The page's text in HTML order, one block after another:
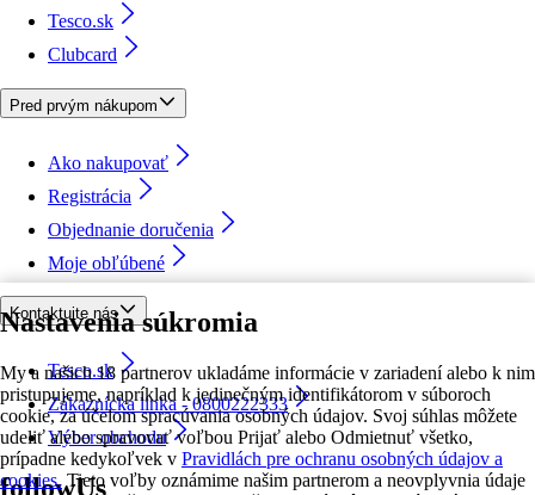
Nastavenia súkromia
My a našich 18 partnerov ukladáme informácie v zariadení alebo k nim
pristupujeme, napríklad k jedinečným identifikátorom v súboroch
cookie, za účelom spracúvania osobných údajov. Svoj súhlas môžete
udeliť alebo spravovať voľbou Prijať alebo Odmietnuť všetko,
prípadne kedykoľvek v Pravidlách pre ochranu osobných údajov a
cookies. Tieto voľby oznámime našim partnerom a neovplyvnia údaje
Tesco.sk
Clubcard
Pred prvým nákupom
Ako nakupovať
Registrácia
Objednanie doručenia
Moje obľúbené
Kontaktujte nás
Tesco.sk
Zákaznícka linka - 0800222333
Výber obchodu
followUs